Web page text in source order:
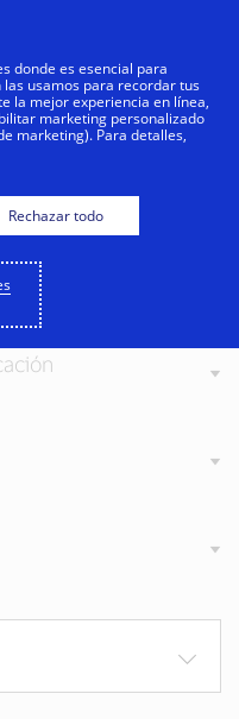
donde es esencial para
usamos para recordar tus
la mejor experiencia en línea,
marketing personalizado
marketing). Para detalles,
Rechazar todo